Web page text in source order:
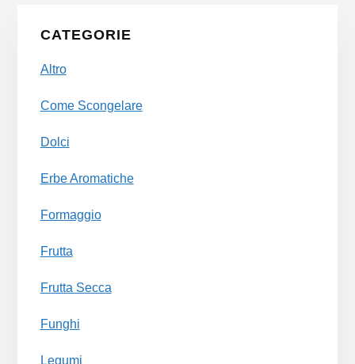
Primary
Sidebar
CATEGORIE
Altro
Come Scongelare
Dolci
Erbe Aromatiche
Formaggio
Frutta
Frutta Secca
Funghi
Legumi